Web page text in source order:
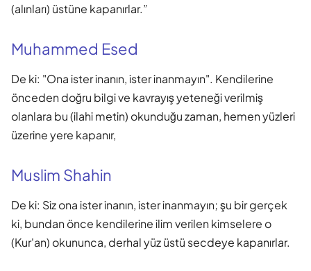
(alınları) üstüne kapanırlar.”
Muhammed Esed
De ki: "Ona ister inanın, ister inanmayın". Kendilerine
önceden doğru bilgi ve kavrayış yeteneği verilmiş
olanlara bu (ilahi metin) okunduğu zaman, hemen yüzleri
üzerine yere kapanır,
Muslim Shahin
De ki: Siz ona ister inanın, ister inanmayın; şu bir gerçek
ki, bundan önce kendilerine ilim verilen kimselere o
(Kur'an) okununca, derhal yüz üstü secdeye kapanırlar.